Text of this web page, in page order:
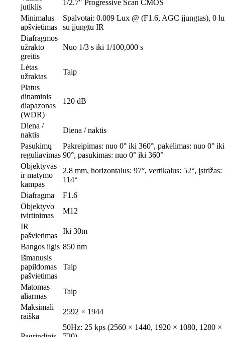
jutiklis
1/2.7″ Progressive Scan CMOS
Minimalus
apšvietimas
Spalvotai: 0.009 Lux @ (F1.6, AGC įjungtas), 0
su įjungtu IR
Diafragmos
užrakto
greitis
Nuo 1/3 s iki 1/100,000 s
Lėtas
užraktas
Taip
Platus
dinaminis
diapazonas
(WDR)
120 dB
Diena /
naktis
Diena / naktis
Pasukimų
reguliavimas
Pakreipimas: nuo 0° iki 360°, pakėlimas: nuo 0° iki
90°, pasukimas: nuo 0° iki 360°
Objektyvas
ir matymo
kampas
2.8 mm, horizontalus: 97°, vertikalus: 52°, įstrižas:
114°
Diafragma
F1.6
Objektyvo
tvirtinimas
M12
IR
pašvietimas
Iki 30m
Bangos ilgis 850 nm
Išmanusis
papildomas
pašvietimas
Taip
Matomas
aliarmas
Taip
Maksimali
raiška
2592 × 1944
50Hz: 25 kps (2560 × 1440, 1920 × 1080, 1280 ×